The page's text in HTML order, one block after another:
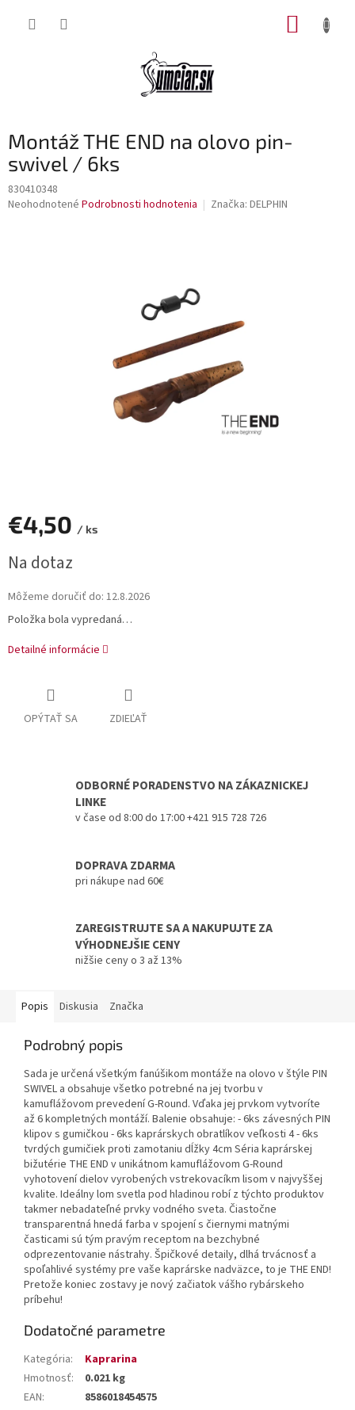
Montáž THE END na olovo pin-
swivel / 6ks
830410348
Priemerné
Neohodnotené Podrobnosti hodnotenia Značka: DELPHIN
€4,50 / ks
cena:
Na dotaz
Môžeme doručiť do: 12.8.2026
Položka bola vypredaná…
Detailné informácie
OPÝTAŤ SA ZDIEĽAŤ
ODBORNÉ PORADENSTVO NA ZÁKAZNICKEJ
LINKE
v čase od 8:00 do 17:00 +421 915 728 726
DOPRAVA ZDARMA
pri nákupe nad 60€
ZAREGISTRUJTE SA A NAKUPUJTE ZA
VÝHODNEJŠIE CENY
nižšie ceny o 3 až 13%
Popis Diskusia Značka
Podrobný popis
Sada je určená všetkým fanúšikom montáže na olovo v štýle PIN
SWIVEL a obsahuje všetko potrebné na jej tvorbu v
kamuflážovom prevedení G-Round. Vďaka jej prvkom vytvoríte
až 6 kompletných montáží. Balenie obsahuje: - 6ks závesných PIN
klipov s gumičkou - 6ks kaprárskych obratlíkov veľkosti 4 - 6ks
tvrdých gumičiek proti zamotaniu dĺžky 4cm Séria kaprárskej
bižutérie THE END v unikátnom kamuflážovom G-Round
vyhotovení dielov vyrobených vstrekovacíkm lisom v najvyššej
kvalite. Ideálny lom svetla pod hladinou robí z týchto produktov
takmer nebadateľné prvky vodného sveta. Čiastočne
transparentná hnedá farba v spojení s čiernymi matnými
časticami sú tým pravým receptom na bezchybné
odprezentovanie nástrahy. Špičkové detaily, dlhá trvácnosť a
spoľahlivé systémy pre vaše kaprárske nadväzce, to je THE END!
Pretože koniec zostavy je nový začiatok vášho rybárskeho
príbehu!
Dodatočné parametre
Kategória:
Kaprarina
Hmotnosť:
0.021 kg
EAN:
8586018454575